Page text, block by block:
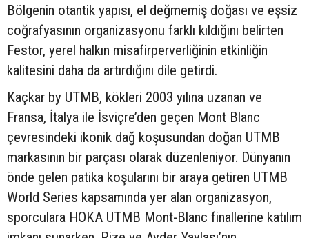
Bölgenin otantik yapısı, el değmemiş doğası ve eşsiz
coğrafyasının organizasyonu farklı kıldığını belirten
Festor, yerel halkın misafirperverliğinin etkinliğin
kalitesini daha da artırdığını dile getirdi.
Kaçkar by UTMB, kökleri 2003 yılına uzanan ve
Fransa, İtalya ile İsviçre’den geçen Mont Blanc
çevresindeki ikonik dağ koşusundan doğan UTMB
markasının bir parçası olarak düzenleniyor. Dünyanın
önde gelen patika koşularını bir araya getiren UTMB
World Series kapsamında yer alan organizasyon,
sporculara HOKA UTMB Mont-Blanc finallerine katılım